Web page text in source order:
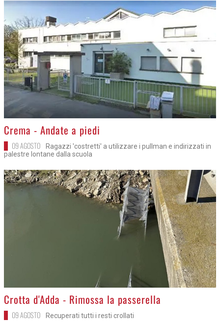
>
Crema - Andate a piedi
09 AGOSTO
Ragazzi 'costretti' a utilizzare i pullman e indirizzati in
palestre lontane dalla scuola
>
Crotta d'Adda - Rimossa la passerella
09 AGOSTO Recuperati tutti i resti crollati